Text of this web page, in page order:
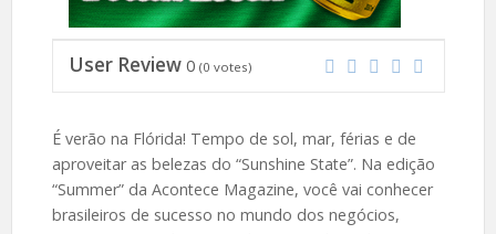
User Review 0 (0 votes)
É verão na Flórida! Tempo de sol, mar, férias e de
aproveitar as belezas do “Sunshine State”. Na edição
“Summer” da Acontece Magazine, você vai conhecer
brasileiros de sucesso no mundo dos negócios,